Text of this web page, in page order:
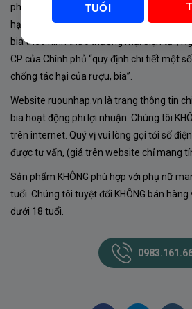
phủ về sản xuất, kinh doanh rượu. Tuân
hại của rượu, bia” số 44/2019/QH14-Điều
bia theo hình thức thương mại điện tử”;
CP của Chính phủ “quy định chi tiết một
chống tác hại của rượu, bia”.
Website ruounhap.vn là trang thông tin
bia hoạt động phi lợi nhuận. Chúng tôi
trên internet. Quý vị vui lòng gọi tới số
được tư vấn, (giá trên website chỉ mang
Sản phẩm KHÔNG phù hợp với phụ nữ
tuổi. Chúng tôi tuyệt đối KHÔNG bán
dưới 18 tuổi.
TUỔI